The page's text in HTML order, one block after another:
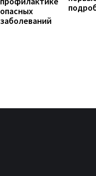
опасных
заболеваний